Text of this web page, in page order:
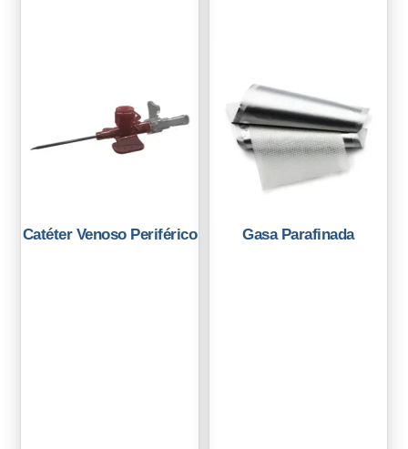
Catéter Venoso Periférico Gasa Parafinada